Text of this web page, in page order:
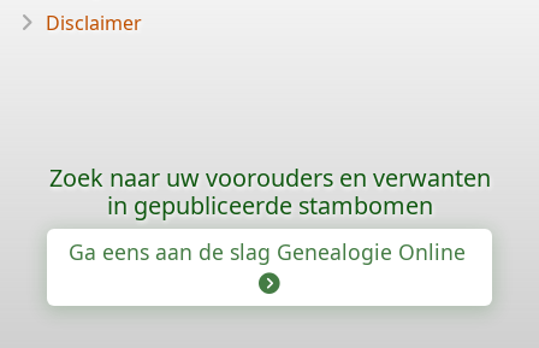
Disclaimer
Zoek naar uw voorouders en verwanten
in gepubliceerde stambomen
Ga eens aan de slag Genealogie Online